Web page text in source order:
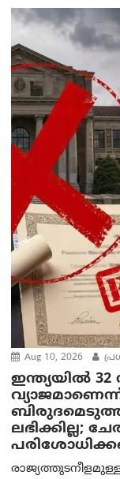
Aug 10, 2026
ഇന്ത്യയില്‍
ലഭിക്കില്ല;